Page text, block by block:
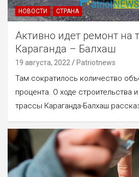
НОВОСТИ СТРАНА
Активно идет ремонт на
Караганда – Балхаш
19 августа, 2022 Patriotnews
Там сократилось количество
процента. О ходе строительства
трассы Караганда-Балхаш